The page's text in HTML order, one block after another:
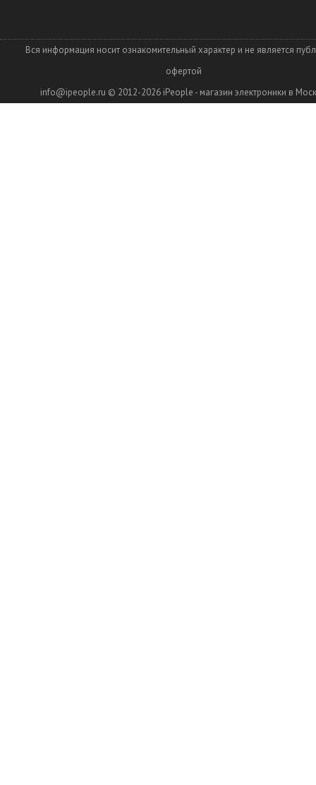
Вся информация носит ознакомительный характер и не является
офертой
info@ipeople.ru © 2012-2026 iPeople - магазин электроники в